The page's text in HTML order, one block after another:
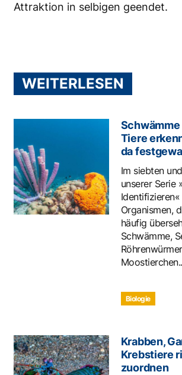
Attraktion in selbigen geendet.
WEITERLESEN
Tiere
da
Im siebten
unserer Serie
Organismen,
häufig
Schwämme,
Biologie
Krabben,
Krebstiere
zuordnen